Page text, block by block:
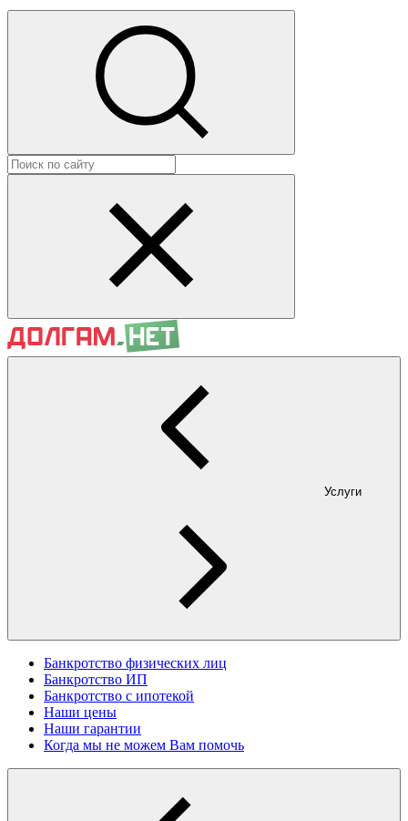
Услуги
Банкротство физических лиц
Банкротство ИП
Банкротство с ипотекой
Наши цены
Наши гарантии
Когда мы не можем Вам помочь